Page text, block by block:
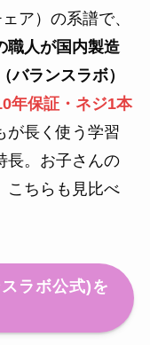
ア）の系譜で、
職人が国内製造
バランスラボ）
年保証・ネジ1本
が長く使う学習
長。お子さんの
こちらも見比べ
ラボ公式)を